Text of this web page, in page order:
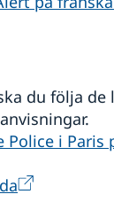
du följa de
Police i Paris